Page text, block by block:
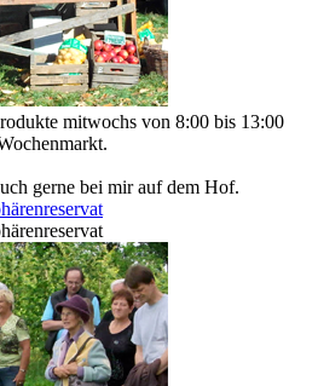
mitwochs von 8:00 bis 13:00
gerne bei mir auf dem Hof.